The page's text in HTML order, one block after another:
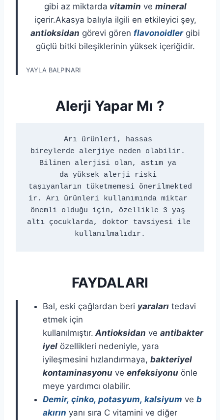
gibi az miktarda vitamin ve mineral
içerir.Akasya balıyla ilgili en etkileyici şey,
antioksidan görevi gören flavonoidlergibi
güçlü bitki bileşiklerinin yüksek içeriğidir.
YAYLA BALPINARI
Alerji Yapar Mı ?
Arı ürünleri, hassas
bireylerde alerjiye neden olabilir.
Bilinen alerjisi olan, astım ya
da yüksek alerji riski
taşıyanların tüketmemesi önerilmekted
ir. Arı ürünleri kullanımında miktar
önemli olduğu için, özellikle 3 yaş
altı çocuklarda, doktor tavsiyesi ile
kullanılmalıdır.
FAYDALARI
Bal, eski çağlardan beri yaraları tedavi
etmek için
kullanılmıştır. Antioksidan ve antibakter
iyel özellikleri nedeniyle, yara
iyileşmesini hızlandırmaya, bakteriyel
kontaminasyonu ve enfeksiyonu önle
meye yardımcı olabilir.
Demir, çinko, potasyum, kalsiyum ve b
akırın yanı sıra C vitamini ve diğer